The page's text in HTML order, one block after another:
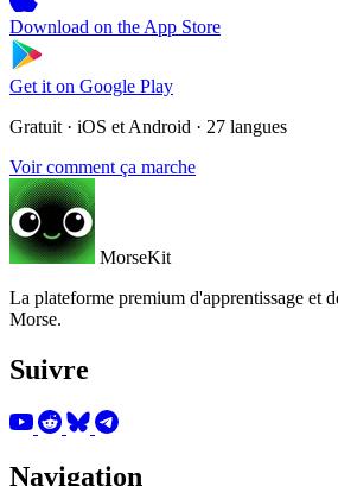
Download on the App Store
Get it on Google Play
Gratuit · iOS et Android · 27 langues
Voir comment ça marche
MorseKit
La plateforme premium d'apprentissage et
Morse.
Suivre
Navigation